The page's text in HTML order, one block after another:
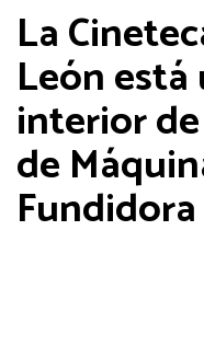
La
León está
interior
de